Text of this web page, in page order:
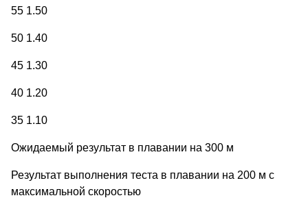
55 1.50
50 1.40
45 1.30
40 1.20
35 1.10
Ожидаемый результат в плавании на 300 м
Результат выполнения теста в плавании на 200 м с
максимальной скоростью